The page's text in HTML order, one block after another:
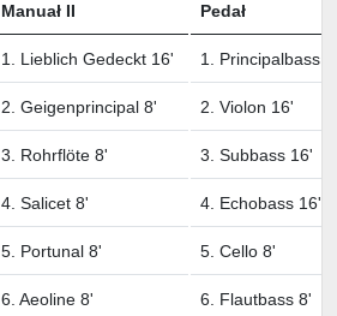
Manuał II Pedał
1. Lieblich Gedeckt 16' 1. Principalbass
2. Geigenprincipal 8' 2. Violon 16'
3. Rohrflöte 8' 3. Subbass 16'
4. Salicet 8' 4. Echobass 16'
5. Portunal 8' 5. Cello 8'
6. Aeoline 8' 6. Flautbass 8'